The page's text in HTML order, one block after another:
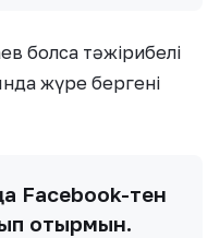
болса тәжірибелі
жүре бергені
Facebook-тен
отырмын.